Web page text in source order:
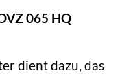
065 HQ
dient dazu, das